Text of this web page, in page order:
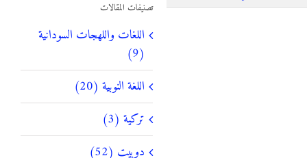
تصنيفات المقالات
اللغات واللهجات السودانية
(9)
اللغة النوبية (20)
تركية (3)
دوبيت (52)